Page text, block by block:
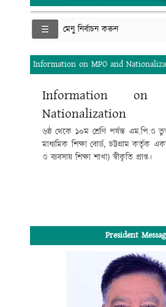
মেনু নির্বাচন করুন
Information on MPO and
Information
Nationalization
৬ষ্ঠ থেকে ১০ম শ্রেণি পর্যন্ত এম.পি.ও
মাধ্যমিক শিক্ষা বোর্ড, চট্টগ্রাম কর্তৃক
ও ব্যবসায় শিক্ষা শাখা) স্বীকৃতি প্রাপ্ত।
President